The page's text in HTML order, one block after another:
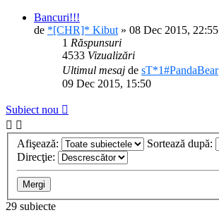
Bancuri!!!
de *[CHR]* Kibut » 08 Dec 2015, 22:55
1 Răspunsuri
4533 Vizualizări
Ultimul mesaj de sT*1#PandaBear
09 Dec 2015, 15:50
Subiect nou
Afişează:
Sortează după:
Direcţie:
29 subiecte